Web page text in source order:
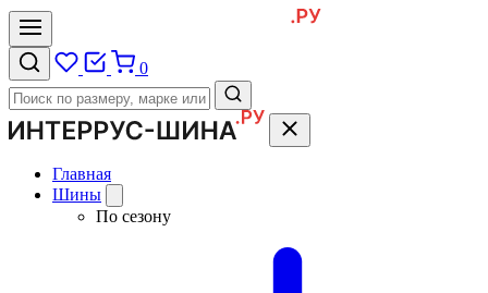
0
Главная
Шины
По сезону